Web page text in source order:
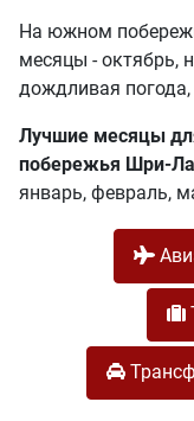
На южном
месяцы - октябрь,
дождливая
Лучшие месяцы
побережья Шри-
январь, февраль,